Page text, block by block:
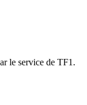
le service de TF1.